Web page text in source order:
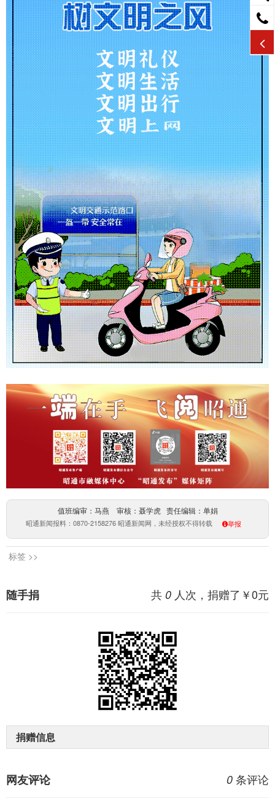
值班编审：马燕 审核：聂学虎 责任编辑：单娟
昭通新闻报料：0870-2158276 昭通新闻网，未经授权不得转载 举报
标签 >>
共 0 人次，捐赠了￥0元
随手捐
捐赠信息
0 条评论
网友评论